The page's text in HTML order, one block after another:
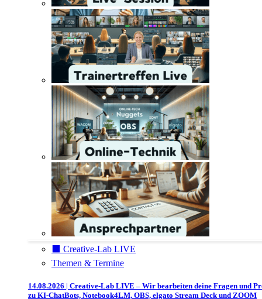
⬛️ Creative-Lab LIVE
Themen & Termine
14.08.2026 | Creative-Lab LIVE – Wir bearbeiten deine Fragen und
zu KI-ChatBots, Notebook4LM, OBS, elgato Stream Deck und ZOOM